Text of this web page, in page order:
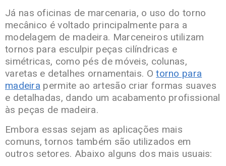
Já nas oficinas de marcenaria, o uso do torno
mecânico é voltado principalmente para a
modelagem de madeira. Marceneiros utilizam
tornos para esculpir peças cilíndricas e
simétricas, como pés de móveis, colunas,
varetas e detalhes ornamentais. Otorno para
madeira permite ao artesão criar formas suaves
e detalhadas, dando um acabamento profissional
às peças de madeira.
Embora essas sejam as aplicações mais
comuns, tornos também são utilizados em
outros setores. Abaixo alguns dos mais usuais: